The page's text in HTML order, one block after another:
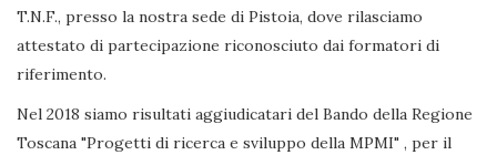
T.N.F., presso la nostra sede di Pistoia, dove rilasciamo
attestato di partecipazione riconosciuto dai formatori di
riferimento.
Nel 2018 siamo risultati aggiudicatari del Bando della Regione
Toscana "Progetti di ricerca e sviluppo della MPMI" , per il